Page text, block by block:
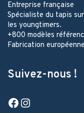
Entreprise française
Spécialiste du tapis
les youngtimers.
+800 modèles
Fabrication
Suivez-nous !
Facebook